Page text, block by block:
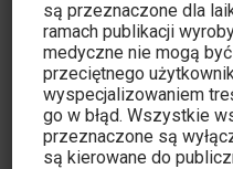
są przeznaczone dla
ramach publikacji
medyczne nie mogą
przeciętnego
wyspecjalizowaniem
go w błąd. Wszystkie
przeznaczone są
są kierowane do